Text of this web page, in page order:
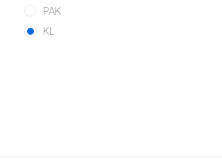
PAK
KL